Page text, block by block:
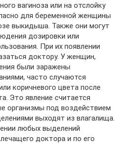
вагиноза или на отслойку
для беременной женщины
выкидыша. Также они могут
дозировки или
При их появлении
доктору. У женщин,
были заражены
часто случаются
коричневого цвета после
Это явление считается
организмы под воздействием
выходят из влагалища.
любых выделений
доктора и по его